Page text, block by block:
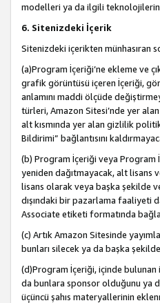
modelleri ya da ilgili teknolojilerin
6. Sitenizdeki İçerik
Sitenizdeki içerikten münhasıran
(a)Program İçeriği’ne ekleme ve
grafik görüntüsü içeren İçeriği,
anlamını maddi ölçüde
türleri, Amazon Sitesi’nde yer
alt kısmında yer alan gizlilik
Bildirimi” bağlantısını
(b) Program İçeriği veya Program
yeniden dağıtmayacak, alt lisans
lisans olarak veya başka şekilde
dışındaki bir pazarlama faaliyeti
Associate etiketi formatında
(c) Artık Amazon Sitesinde
bunları silecek ya da başka
(d)Program İçeriği, içinde
da bunlara sponsor olduğunu ya
üçüncü şahıs materyallerinin